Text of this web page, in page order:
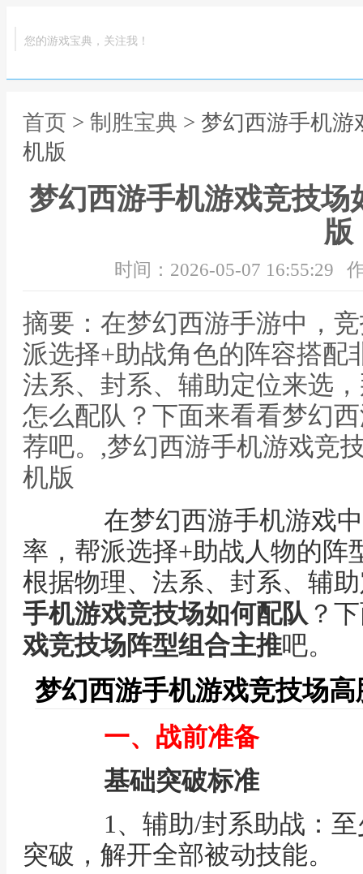
您的游戏宝典，关注我！
首页 > 制胜宝典 > 梦幻西游手机
机版
梦幻西游手机游戏竞技场
版
时间：2026-05-07 16:55:29
摘要：在梦幻西游手游中，
派选择+助战角色的阵容搭配
法系、封系、辅助定位来选
怎么配队？下面来看看梦幻
荐吧。,梦幻西游手机游戏竞
机版
在梦幻西游手机游戏中
率，帮派选择+助战人物的阵
根据物理、法系、封系、辅
手机游戏竞技场如何配队 ？
戏竞技场阵型组合主推吧。
梦幻西游手机游戏竞技场
一、战前准备
基础突破标准
1、辅助/封系助战：至
突破，解开全部被动技能。